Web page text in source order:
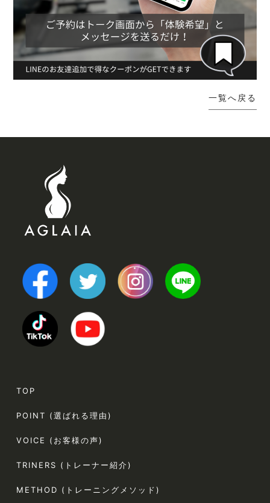
一覧へ戻る
TOP
POINT (選ばれる理由)
VOICE (お客様の声)
TRINERS (トレーナー紹介)
METHOD (トレーニングメソッド)